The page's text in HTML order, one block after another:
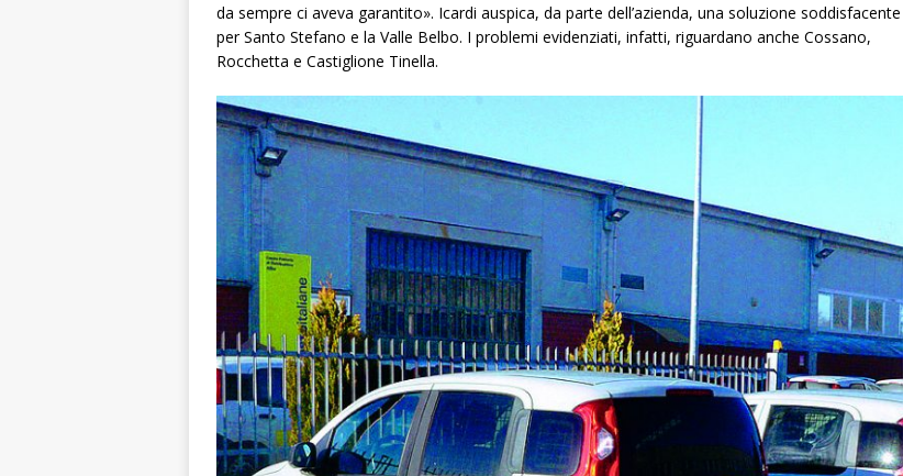
da sempre ci aveva garantito». Icardi auspica, da parte dell’azienda, una soluzione soddisfacente
per Santo Stefano e la Valle Belbo. I problemi evidenziati, infatti, riguardano anche Cossano,
Rocchetta e Castiglione Tinella.